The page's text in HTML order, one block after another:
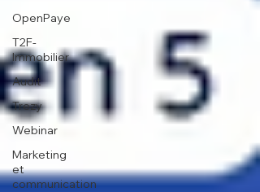
OpenPaye
T2F-
Immobilier
Audit
Trezy
Webinar
Marketing
et
communication